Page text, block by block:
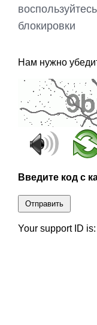
блокировки
Нам нужно
Введите код с
Отправить
Your support ID